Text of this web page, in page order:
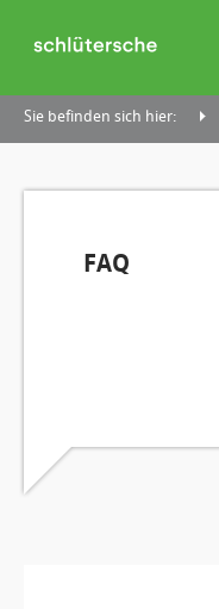
Sie befinden sich hier:
FAQ